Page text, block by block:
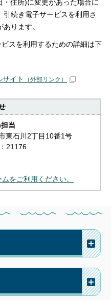
住所)に変更があった場合に
続き電子サービスを利用さ
ります。
スを利用するための詳細は下
イト （外部リンク）
当
東石川2丁目10番1号
21176
をご利用ください。